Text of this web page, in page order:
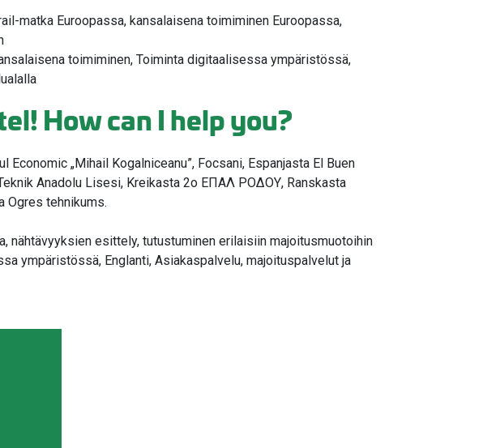
matka Euroopassa, kansalaisena toimiminen Euroopassa,
toimiminen, Toiminta digitaalisessa ympäristössä,
How can I help you?
Economic „Mihail Kogalniceanu”, Focsani, Espanjasta El Buen
Anadolu Lisesi, Kreikasta 2o EΠΑΛ ΡΟΔΟΥ, Ranskasta
Ogres tehnikums.
nähtävyyksien esittely, tutustuminen erilaisiin majoitusmuotoihin
ympäristössä, Englanti, Asiakaspalvelu, majoituspalvelut ja